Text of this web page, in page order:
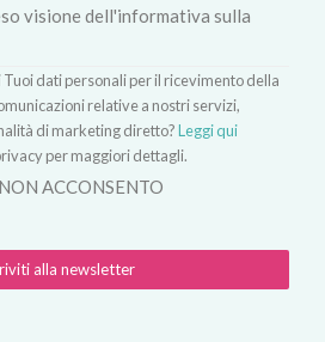
visione dell'informativa sulla
dati personali per il ricevimento della
relative a nostri servizi,
di marketing diretto?Leggi qui
per maggiori dettagli.
NON ACCONSENTO
alla newsletter